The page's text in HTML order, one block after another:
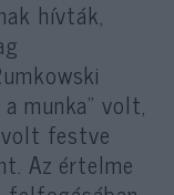
hívták,
munka” volt,
festve
Az értelme